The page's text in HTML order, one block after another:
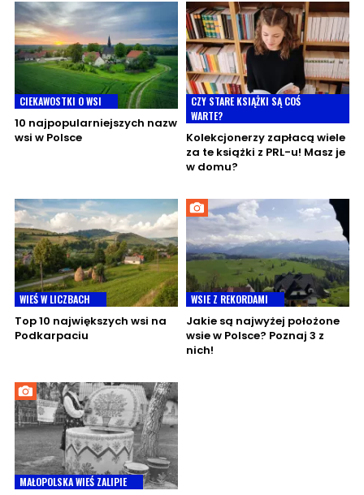
CIEKAWOSTKI O WSI
10 najpopularniejszych nazw
wsi w Polsce
CZY STARE KSIĄŻKI SĄ COŚ
WARTE?
Kolekcjonerzy zapłacą wiele
za te książki z PRL-u! Masz je
w domu?
WIEŚ W LICZBACH
Top 10 największych wsi na
Podkarpaciu
WSIE Z REKORDAMI
Jakie są najwyżej położone
wsie w Polsce? Poznaj 3 z
nich!
MAŁOPOLSKA WIEŚ ZALIPIE